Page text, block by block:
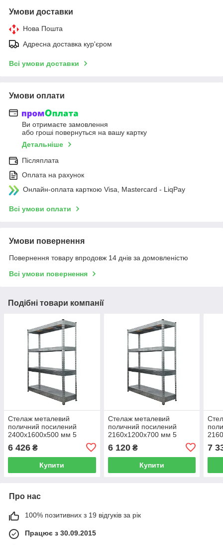
Умови доставки
Нова Пошта
Адресна доставка кур'єром
Всі умови доставки
Умови оплати
Ви отримаєте замовлення
або гроші повернуться на вашу картку
Детальніше
Післяплата
Оплата на рахунок
Онлайн-оплата карткою Visa, Mastercard - LiqPay
Всі умови оплати
Умови повернення
Повернення товару впродовж 14 днів за домовленістю
Всі умови повернення
Подібні товари компанії
Стелаж металевий
поличний посилений
2400х1600х500 мм 5
поличок ДСП або МЕТАЛ
400 кг на полицю
6 426 ₴
Купити
Стелаж металевий
поличний посилений
2160х1200х700 мм 5
поличок ДСП або МЕТАЛ
400 кг на полицю
6 120₴
Купити
400
7
Про нас
100% позитивних з 19 відгуків за рік
Працює з 30.09.2015